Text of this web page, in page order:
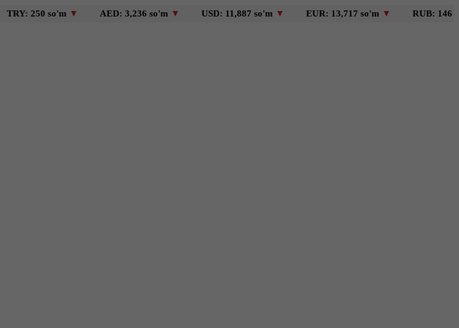
so'm▼ AED: 3,236 so'm▼ USD: 11,887 so'm▼ EUR: 13,717 so'm▼ RUB: 146 so'm▼